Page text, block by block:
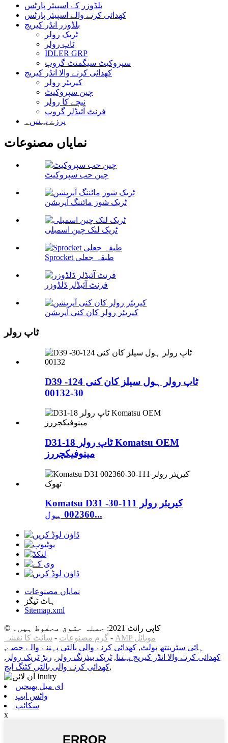
بلڈوزر کے اسپیئر پارٹس
کھدائی کرنے والے اسپیئر پارٹس
بلڈوزر انڈر کیریج
ٹریک رولر
ٹاپ رولر
IDLER GRP
سپروکیٹ سیگمنٹ گروپ
کھدائی کرنے والا انڈر کیریج
کیریئر رولر
چین سپروکیٹ
نیچے کا رولر
فرنٹ آئیڈلر گروپ
پرزے پہنیں۔
نمایاں مصنوعات
چین حب سپروکیٹ
ٹریک شوز مائننگ آپریشن
ٹریک لنک چین اسمبلی
Sprocket طبقہ جعلی
فرنٹ آئیڈلر ڈلڈوزر
کیریئر رولر کان کنی آپریشن
ٹاپ رولر
D39 ٹاپ رولر ہول سیلز کان کنی 124-
30-00132
D31-18 ٹاپ رولر Komatsu OEM
مینوفیکچررز
Komatsu D31 کیریئر رولر 111-30-
002360 ہول...
نمایاں مصنوعات
ہاٹ ٹیگز
Sitemap.xml
© کاپی رائٹ 2021: جملہ حقوق محفوظ ہیں۔
گرم مصنوعات - سائٹ کا نقشہ -
AMP موبائل
ہائی سٹرینتھ بولٹ, کھدائی کرنے والی بالٹی پہننے والے حصے,
کھدائی کرنے والا انڈر کیریج پہننا,ٹریک بیئرنگ رولر , ربڑ ٹریک رولر ,
کھدائی کرنے والی بالٹی کٹنگ ایج,
ای میل بھیجیں
واٹس ایپ
سکائپ
x